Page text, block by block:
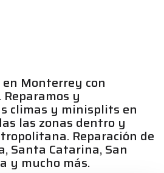
Monterrey con
y
climas y minisplits en
las zonas dentro y
Reparación de
Santa Catarina, San
y mucho más.